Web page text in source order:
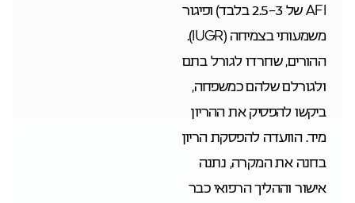
AFI של 2.5-3 בלבד) ופיגור
משמעותי בצמיחה (IUGR).
ההורים, שחרדו לגורל בתם
ולגורלם שלהם כמשפחה,
ביקשו להפסיק את ההריון
מיד. הוועדה להפסקת הריון
בחנה את המקרה, נתנה
אישור וההליך הרפואי כבר